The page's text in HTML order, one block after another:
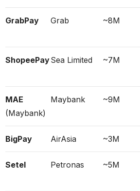
GrabPay Grab ~8M
ShopeePaySea Limited ~7M
MAE
(Maybank)
Maybank ~9M
BigPay AirAsia ~3M
Setel Petronas ~5M